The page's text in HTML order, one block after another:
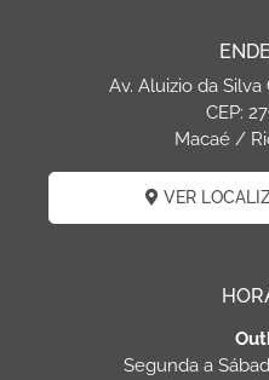
Av. Aluizio da
CEP:
Macaé /
VER
Segunda a